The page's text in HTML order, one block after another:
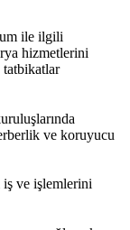
ile ilgili
hizmetlerini
ve koruyucu
iş ve işlemlerini